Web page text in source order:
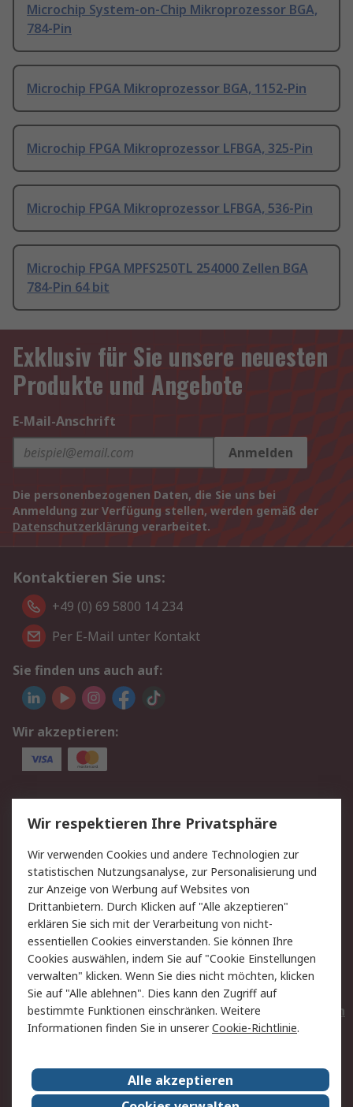
Microchip System-on-Chip Mikroprozessor BGA,
784-Pin
Microchip FPGA Mikroprozessor BGA, 1152-Pin
Microchip FPGA Mikroprozessor LFBGA, 325-Pin
Microchip FPGA Mikroprozessor LFBGA, 536-Pin
Microchip FPGA MPFS250TL 254000 Zellen BGA
784-Pin 64 bit
Exklusiv für Sie unsere neuesten
Produkte und Angebote
E-Mail-Anschrift
Anmelden
Die personenbezogenen Daten, die Sie uns bei
Anmeldung zur Verfügung stellen, werden gemäß der
Datenschutzerklärung verarbeitet.
Kontaktieren Sie uns:
+49 (0) 69 5800 14 234
Per E-Mail unter Kontakt
Sie finden uns auch auf:
Wir akzeptieren:
Service
Value Added Services
Lieferlösungen
Rücksendungen
Kontakt
Hilfe
Privatkunden
Rechtliches
AGB
Datenschutz
Cookie-Richtlinie
Zahlungsbedingungen
Copyright/Impressum
Entsorgung
Elektrogeräte/Batterien
RS weltweit
Karriere bei RS
Nachhaltigkeit
Wir respektieren Ihre Privatsphäre
Wir verwenden Cookies und andere Technologien zur
statistischen Nutzungsanalyse, zur Personalisierung und
zur Anzeige von Werbung auf Websites von
Drittanbietern. Durch Klicken auf "Alle akzeptieren"
erklären Sie sich mit der Verarbeitung von nicht-
essentiellen Cookies einverstanden. Sie können Ihre
Cookies auswählen, indem Sie auf "Cookie Einstellungen
verwalten" klicken. Wenn Sie dies nicht möchten, klicken
Sie auf "Alle ablehnen". Dies kann den Zugriff auf
bestimmte Funktionen einschränken. Weitere
Informationen finden Sie in unsererCookie-Richtlinie.
Alle akzeptieren